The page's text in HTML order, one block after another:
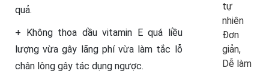
quả.
+ Không thoa dầu vitamin E quá liều
lượng vừa gây lãng phí vừa làm tắc lỗ
chân lông gây tác dụng ngược.
tự
nhiên
Đơn
giản,
Dễ làm